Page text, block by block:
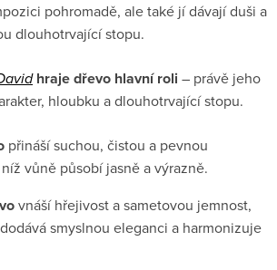
pohromadě, ale také jí dávají duši a
dlouhotrvající stopu.
hraje dřevo hlavní roli – právě jeho
hloubku a dlouhotrvající stopu.
přináší suchou, čistou a pevnou
vůně působí jasně a výrazně.
vnáší hřejivost a sametovou jemnost,
smyslnou eleganci a harmonizuje